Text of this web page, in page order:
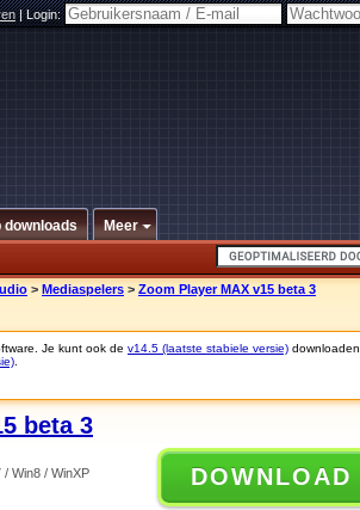
|Login:
downloads Meer
> Mediaspelers > Zoom Player MAX v15 beta 3
Je kunt ook de v14.5 (laatste stabiele versie) downloaden.
beta 3
/ Win8 / WinXP
DOWNLOAD